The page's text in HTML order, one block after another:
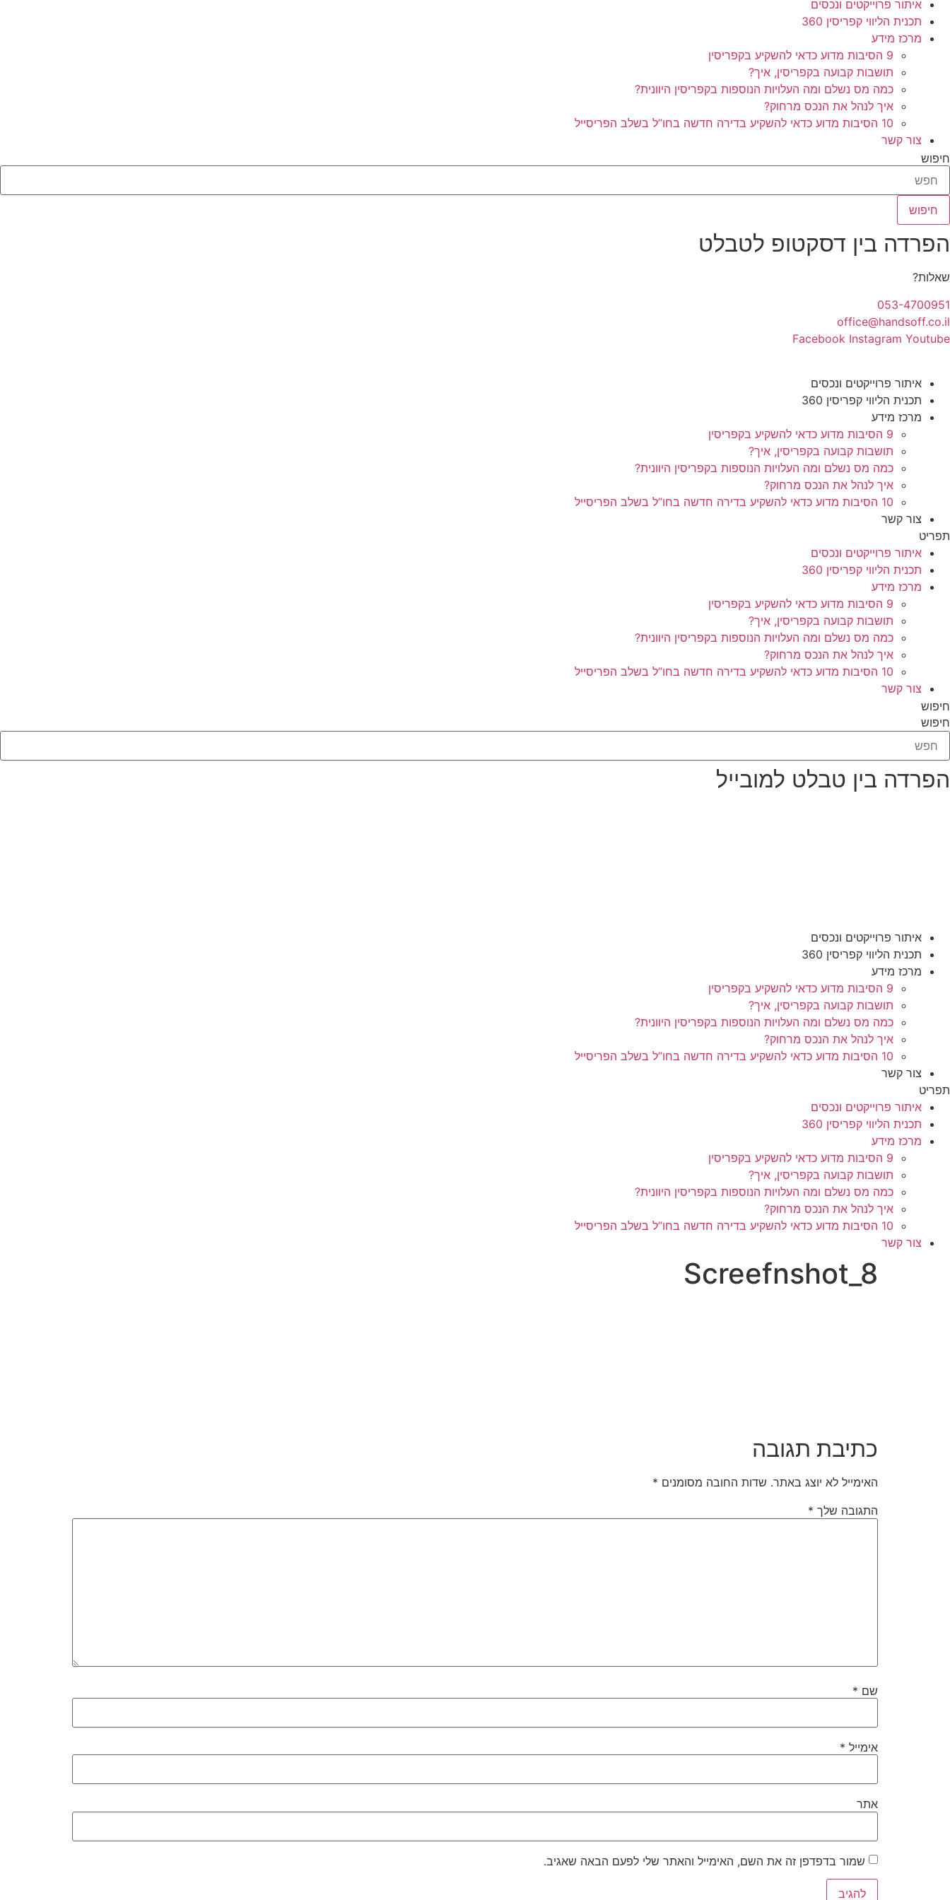
איתור פרוייקטים ונכסים
תכנית הליווי קפריסין 360
מרכז מידע
9 הסיבות מדוע כדאי להשקיע בקפריסין
תושבות קבועה בקפריסין, איך?
כמה מס נשלם ומה העלויות הנוספות בקפריסין היוונית?
איך לנהל את הנכס מרחוק?
10 הסיבות מדוע כדאי להשקיע בדירה חדשה בחו”ל בשלב הפריסייל
צור קשר
חיפוש
חיפוש
הפרדה בין דסקטופ לטבלט
שאלות?
053-4700951
office@handsoff.co.il
Facebook Instagram Youtube
איתור פרוייקטים ונכסים
תכנית הליווי קפריסין 360
מרכז מידע
9 הסיבות מדוע כדאי להשקיע בקפריסין
תושבות קבועה בקפריסין, איך?
כמה מס נשלם ומה העלויות הנוספות בקפריסין היוונית?
איך לנהל את הנכס מרחוק?
10 הסיבות מדוע כדאי להשקיע בדירה חדשה בחו”ל בשלב הפריסייל
צור קשר
תפריט
איתור פרוייקטים ונכסים
תכנית הליווי קפריסין 360
מרכז מידע
9 הסיבות מדוע כדאי להשקיע בקפריסין
תושבות קבועה בקפריסין, איך?
כמה מס נשלם ומה העלויות הנוספות בקפריסין היוונית?
איך לנהל את הנכס מרחוק?
10 הסיבות מדוע כדאי להשקיע בדירה חדשה בחו”ל בשלב הפריסייל
צור קשר
חיפוש
חיפוש
הפרדה בין טבלט למובייל
איתור פרוייקטים ונכסים
תכנית הליווי קפריסין 360
מרכז מידע
9 הסיבות מדוע כדאי להשקיע בקפריסין
תושבות קבועה בקפריסין, איך?
כמה מס נשלם ומה העלויות הנוספות בקפריסין היוונית?
איך לנהל את הנכס מרחוק?
10 הסיבות מדוע כדאי להשקיע בדירה חדשה בחו”ל בשלב הפריסייל
צור קשר
תפריט
איתור פרוייקטים ונכסים
תכנית הליווי קפריסין 360
מרכז מידע
9 הסיבות מדוע כדאי להשקיע בקפריסין
תושבות קבועה בקפריסין, איך?
כמה מס נשלם ומה העלויות הנוספות בקפריסין היוונית?
איך לנהל את הנכס מרחוק?
10 הסיבות מדוע כדאי להשקיע בדירה חדשה בחו”ל בשלב הפריסייל
צור קשר
Screefnshot_8
כתיבת תגובה
האימייל לא יוצג באתר. שדות החובה מסומנים *
התגובה שלך *
שם *
אימייל *
אתר
שמור בדפדפן זה את השם, האימייל והאתר שלי לפעם הבאה שאגיב.